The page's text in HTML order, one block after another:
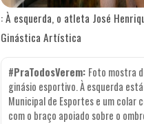
: À esquerda, o atleta José
Ginástica Artística
#PraTodosVerem: Foto mostra
ginásio esportivo. À esquerda
Municipal de Esportes e um
com o braço apoiado sobre o